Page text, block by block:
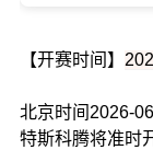
【开赛时间】
北京时间2026-
特斯科腾将准时